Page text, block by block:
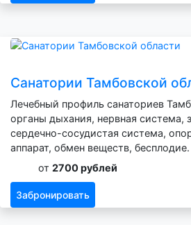
Санатории Тамбовской
Лечебный профиль санаториев
органы дыхания, нервная система,
сердечно-сосудистая система,
аппарат, обмен веществ, бесплодие.
от 2700 рублей
Забронировать